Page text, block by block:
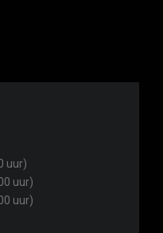
uur)
uur)
uur)